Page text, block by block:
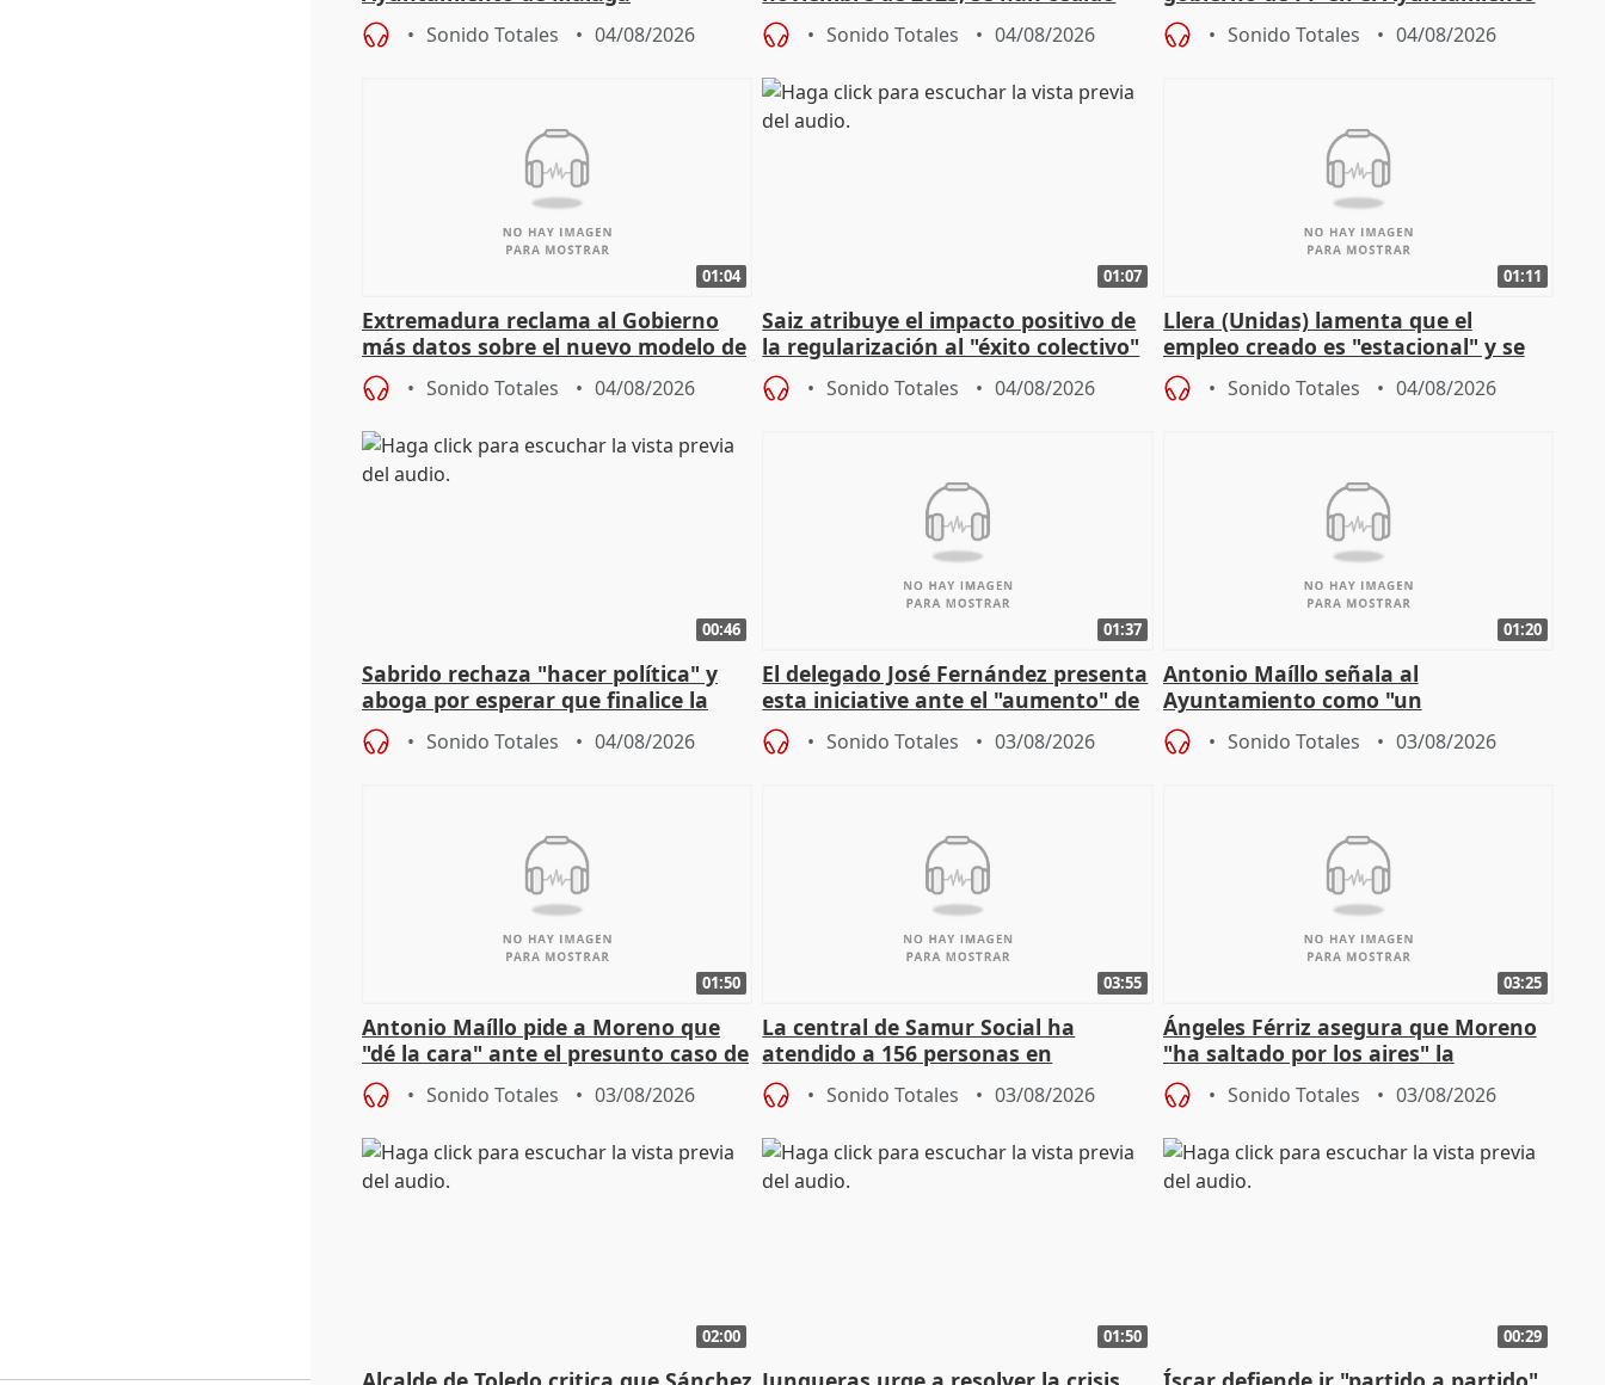
Sonido Totales 04/08/2026
9.810 ayudas por nacimiento
Sonido Totales 04/08/2026
de Málaga, deja la política
Sonido Totales 04/08/2026
01:04
Extremadura reclama al Gobierno
más datos sobre el nuevo modelo de
financiación
Sonido Totales 04/08/2026
01:07
Saiz atribuye el impacto positivo de
la regularización al "éxito colectivo"
del Gobierno
Sonido Totales 04/08/2026
01:11
Llera (Unidas) lamenta que el
empleo creado es "estacional" y se
"esfumará" al acabar el verano
Sonido Totales 04/08/2026
00:46
Sabrido rechaza "hacer política" y
aboga por esperar que finalice la
investigación del incendio
Sonido Totales 04/08/2026
01:37
El delegado José Fernández presenta
esta iniciative ante el "aumento" de
personas sin hogar en Madri
Sonido Totales 03/08/2026
01:20
Antonio Maíllo señala al
Ayuntamiento como "un
especulador más" sobre viviendas de
Jiménez Becerril
Sonido Totales 03/08/2026
01:50
Antonio Maíllo pide a Moreno que
"dé la cara" ante el presunto caso de
acoso del CEO de ADM
Sonido Totales 03/08/2026
03:55
La central de Samur Social ha
atendido a 156 personas en
situación de calle durante Campaña
de CalorSonido Totales 03/08/2026
03:25
Ángeles Férriz asegura que Moreno
"ha saltado por los aires" la
negociación tras acuerdo con SMA
Sonido Totales 03/08/2026
02:00 01:50 00:29